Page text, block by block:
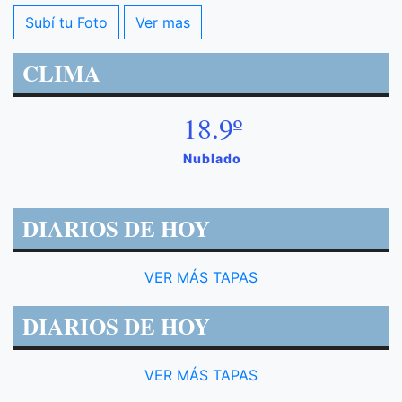
Subí tu Foto Ver mas
CLIMA
18.9º
Nublado
DIARIOS DE HOY
VER MÁS TAPAS
DIARIOS DE HOY
VER MÁS TAPAS